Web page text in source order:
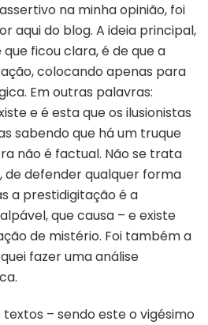
na minha opinião, foi
aqui do blog. A ideia principal,
ficou clara, é de que a
colocando apenas para
Em outras palavras:
e é esta que os ilusionistas
sabendo que há um truque
não é factual. Não se trata
de defender qualquer forma
a prestidigitação é a
que causa – e existe
de mistério. Foi também a
fazer uma análise
– sendo este o vigésimo